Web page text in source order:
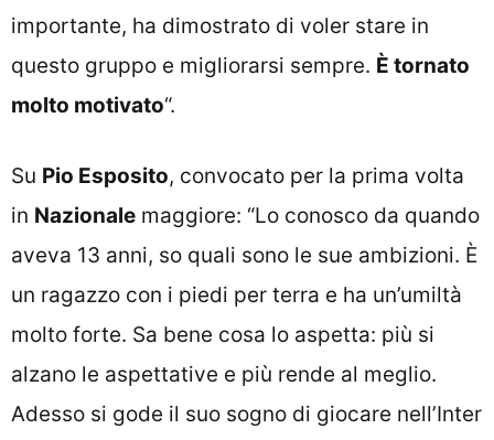
importante, ha dimostrato di voler stare in
questo gruppo e migliorarsi sempre. È tornato
molto motivato“.
Su Pio Esposito, convocato per la prima volta
in Nazionale maggiore: “Lo conosco da quando
aveva 13 anni, so quali sono le sue ambizioni. È
un ragazzo con i piedi per terra e ha un’umiltà
molto forte. Sa bene cosa lo aspetta: più si
alzano le aspettative e più rende al meglio.
Adesso si gode il suo sogno di giocare nell’Inter